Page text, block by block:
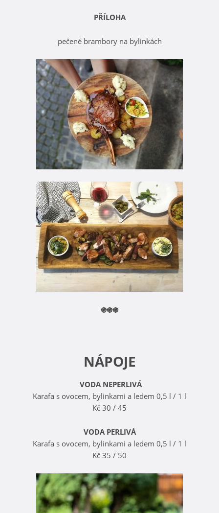
PŘÍLOHA
pečené brambory na bylinkách
֍֍֍
NÁPOJE
VODA NEPERLIVÁ
Karafa s ovocem, bylinkami a ledem 0,5 l / 1 l
Kč 30 / 45
VODA PERLIVÁ
Karafa s ovocem, bylinkami a ledem 0,5 l / 1 l
Kč 35 / 50